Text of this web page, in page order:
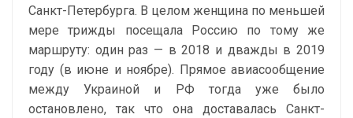
Санкт-Петербурга. В целом женщина по меньшей
мере трижды посещала Россию по тому же
маршруту: один раз — в 2018 и дважды в 2019
году (в июне и ноябре). Прямое авиасообщение
между Украиной и РФ тогда уже было
остановлено, так что она доставалась Санкт-